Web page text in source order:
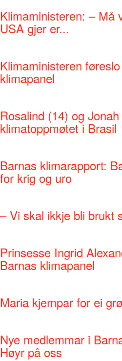
Klimaministeren: – Må
USA gjer er...
Klimaministeren
klimapanel
Rosalind (14) og
klimatoppmøtet i Brasil
Barnas klimarapport:
for krig og uro
– Vi skal ikkje bli brukt
Prinsesse Ingrid
Barnas klimapanel
Maria kjempar for ei
Nye medlemmar i
Høyr på oss